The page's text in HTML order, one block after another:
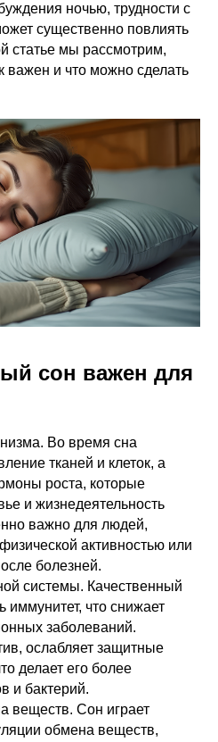
ночью, трудности с
существенно повлиять
статье мы рассмотрим,
важен и что можно сделать
сон важен для
Во время сна
тканей и клеток, а
роста, которые
и жизнедеятельность
важно для людей,
активностью или
болезней.
системы. Качественный
иммунитет, что снижает
заболеваний.
ослабляет защитные
делает его более
и бактерий.
веществ. Сон играет
обмена веществ,